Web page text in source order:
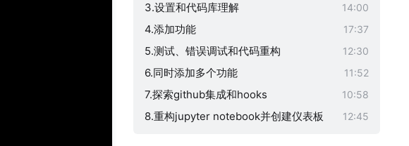
3.设置和代码库理解 14:00
4.添加功能 17:37
5.测试、错误调试和代码重构 12:30
6.同时添加多个功能 11:52
7.探索github集成和hooks 10:58
8.重构jupyter notebook并创建仪表板 12:45